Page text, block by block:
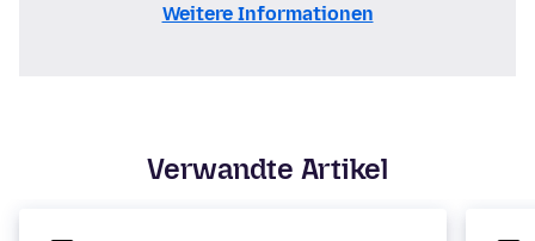
Weitere Informationen
Verwandte Artikel